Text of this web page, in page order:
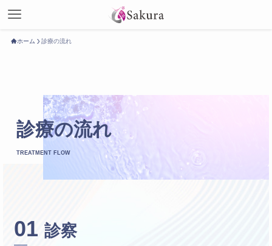
ホーム 診療の流れ
診療の流れ
TREATMENT FLOW
01 診察